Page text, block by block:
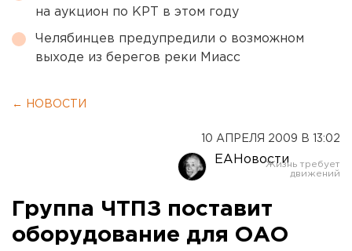
на аукцион по КРТ в этом году
Челябинцев предупредили о возможном
выходе из берегов реки Миасс
← НОВОСТИ
10 АПРЕЛЯ 2009 В 13:02
ЕАНовости
Группа ЧТПЗ поставит
оборудование для ОАО